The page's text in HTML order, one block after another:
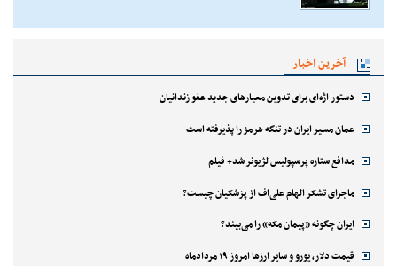
آخرین اخبار
دستور اژه‌ای برای تدوین معیارهای جدید عفو زندانیان
عمان مسیر ایران در تنگه هرمز را پذیرفته است
مدافع ستاره پرسپولیس لژیونر شد+ فیلم
ماجرای تشکر الهام علی‌اف از پزشکیان چیست؟
ایران چگونه «پیمان مکه» را می‌بیند؟
قیمت دلار، یورو و سایر ارزها امروز ۱۹ مردادماه